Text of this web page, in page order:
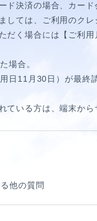
SHORT MOVIE
ド決済の場合、カー
しては、ご利用のク
だく場合には【ご利用
場合。
日11月30日）が最終
ている方は、端末から
他の質問